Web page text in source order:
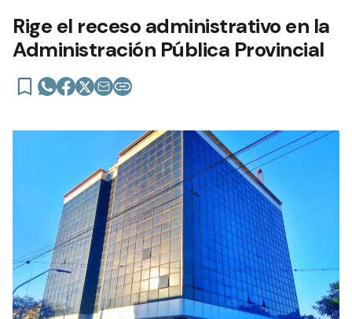
Rige el receso administrativo en la
Administración Pública Provincial